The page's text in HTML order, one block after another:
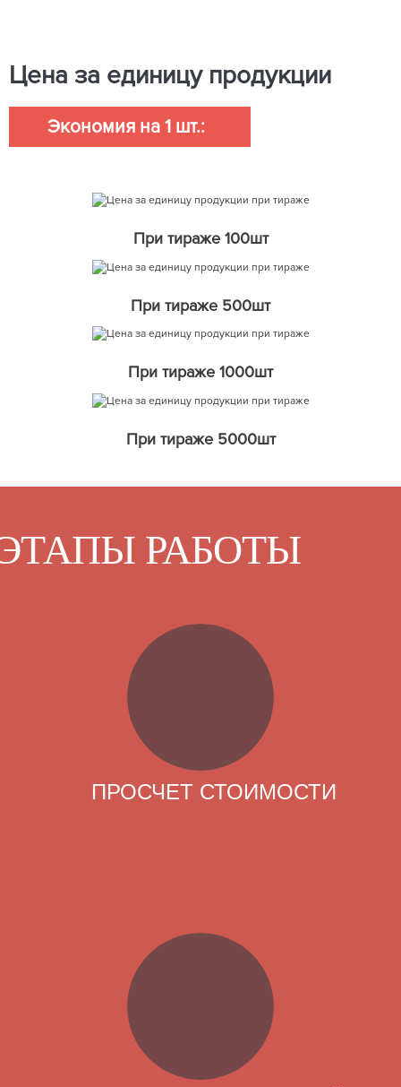
Цена за единицу продукции
Экономия на 1 шт.:
При тираже 100шт
При тираже 500шт
При тираже 1000шт
При тираже 5000шт
РАБОТЫ
ПРОСЧЕТ СТОИМОСТИ